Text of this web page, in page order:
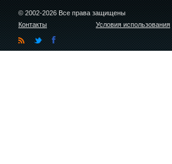
© 2002-2026 Все права защищены
Контакты
Условия использования